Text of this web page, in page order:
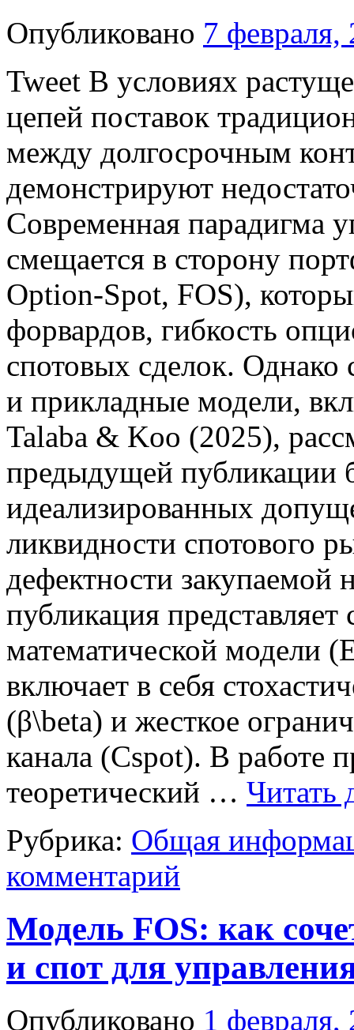
Опубликовано 7 февраля,
Tweet В условиях
цепей поставок
между долгосрочным
демонстрируют
Современная парадигма
смещается в сторону
Option-Spot, FOS),
форвардов, гибкость
спотовых сделок.
и прикладные модели,
Talaba & Koo (2025),
предыдущей публикации
идеализированных
ликвидности спотового
дефектности
публикация
математической модели
включает в себя
(β\beta) и жесткое
канала (Cspot). В работе
теоретический … Читать
Рубрика: Общая
комментарий
Модель FOS: как
и спот для
Опубликовано 1 февраля,